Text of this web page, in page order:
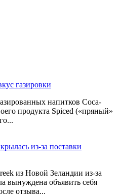
газировки
напитков Coca-
продукта Spiced («пряный»
из-за поставки
из Новой Зеландии из-за
вынуждена объявить себя
отзыва...